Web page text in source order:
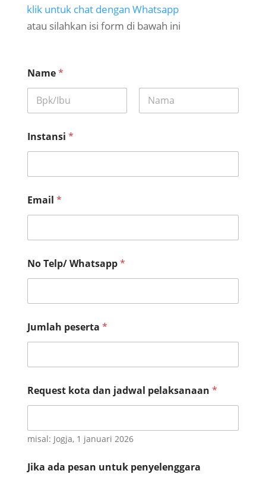
klik untuk chat dengan Whatsapp
atau silahkan isi form di bawah ini
Name*
e
s
n
u
m
l
h
a
Instansi *
Email *
No Telp/ Whatsapp*
Jumlah peserta *
Request kota dan jadwal pelaksanaan *
misal: Jogja, 1 januari 2026
Jika ada pesan untuk penyelenggara